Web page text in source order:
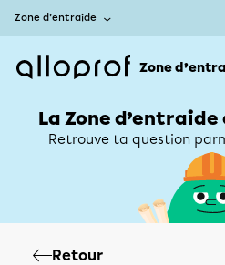
Zone d’entraide
Zone
La Zone
Retrouve ta question
Retour